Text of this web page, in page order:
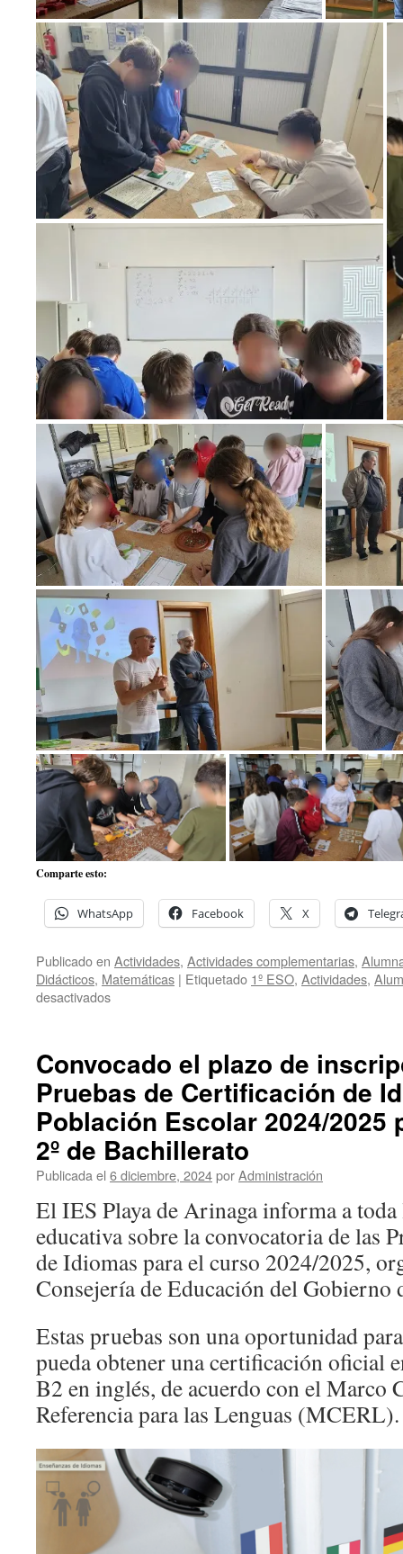
Comparte esto:
WhatsApp Facebook X
Publicado en Actividades, Actividades complementarias,
Didácticos, Matemáticas | Etiquetado 1º ESO, Actividades,
desactivadosen
«Komando
Matemático»
al
IES
Playa
de
Arinaga.
Convocado el plazo de
Pruebas de Certificación de
Población Escolar 2024/2025
2º de Bachillerato
Publicada el 6 diciembre, 2024porAdministración
El IES Playa de Arinaga informa a
educativa sobre la convocatoria de las
de Idiomas para el curso 2024/2025,
Consejería de Educación del Gobierno
Estas pruebas son una oportunidad
pueda obtener una certificación oficial
B2 en inglés, de acuerdo con el Marco
Referencia para las Lenguas (MCERL).